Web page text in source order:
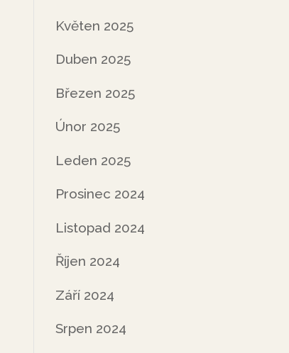
Květen 2025
Duben 2025
Březen 2025
Únor 2025
Leden 2025
Prosinec 2024
Listopad 2024
Říjen 2024
Září 2024
Srpen 2024